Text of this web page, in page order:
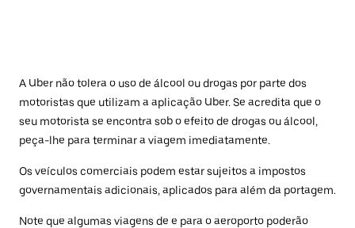
A Uber não tolera o uso de álcool ou drogas por parte dos
motoristas que utilizam a aplicação Uber. Se acredita que o
seu motorista se encontra sob o efeito de drogas ou álcool,
peça-lhe para terminar a viagem imediatamente.
Os veículos comerciais podem estar sujeitos a impostos
governamentais adicionais, aplicados para além da portagem.
Note que algumas viagens de e para o aeroporto poderão